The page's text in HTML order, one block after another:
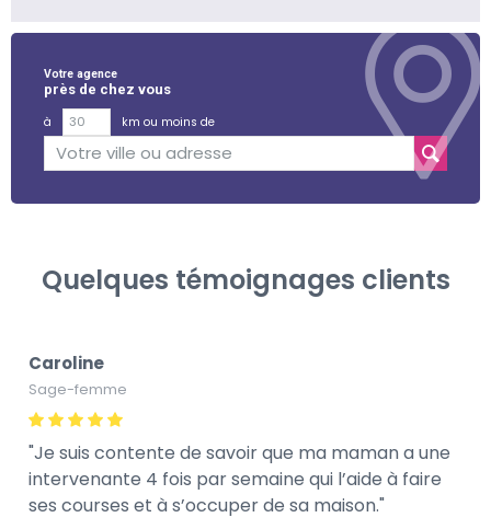
Votre agence
près de chez vous
à
km ou moins de
Quelques témoignages clients
Caroline
Sage-femme
Je suis contente de savoir que ma maman a une
intervenante 4 fois par semaine qui l’aide à faire
ses courses et à s’occuper de sa maison.